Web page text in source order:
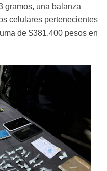
gramos, una balanza
celulares pertenecientes
de $381.400 pesos en